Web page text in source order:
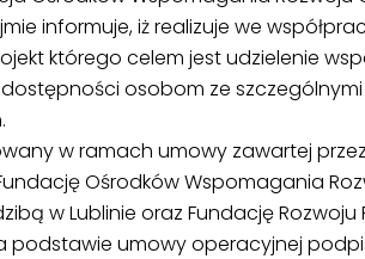
informuje, iż realizuje we
którego celem jest udzielenie
osobom ze
w ramach umowy zawartej
Ośrodków Wspomagania
w Lublinie oraz Fundację
podstawie umowy operacyjnej